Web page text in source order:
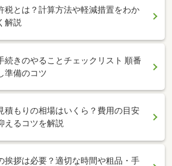
税とは？計算方法や軽減措置をわか
解説
続きのやることチェックリスト 順番
準備のコツ
積もりの相場はいくら？費用の目安
えるコツを解説
挨拶は必要？適切な時間や粗品・手